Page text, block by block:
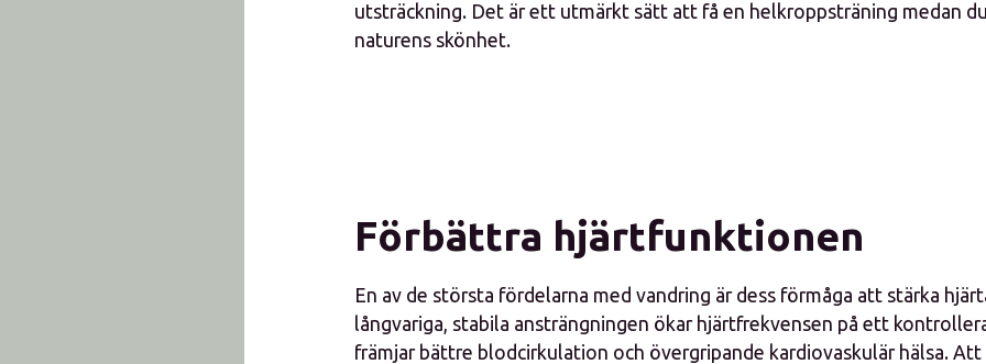
utsträckning. Det är ett utmärkt sätt att få en helkroppsträning medan
naturens skönhet.
Förbättra hjärtfunktionen
En av de största fördelarna med vandring är dess förmåga att stärka
långvariga, stabila ansträngningen ökar hjärtfrekvensen på ett
främjar bättre blodcirkulation och övergripande kardiovaskulär hälsa. Att